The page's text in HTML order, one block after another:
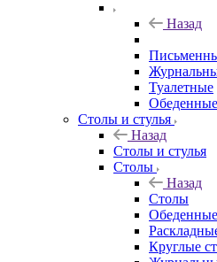
Назад
Туалетные
Обеденные
Столы и стулья
Назад
Столы и стулья
Столы
Назад
Столы
Круглые